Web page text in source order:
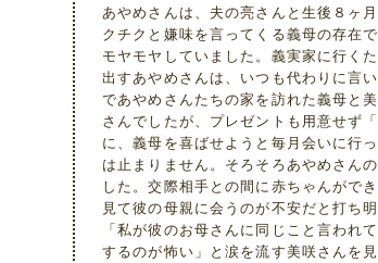
あやめさんは、夫の亮さんと生後８ヶ
クチクと嫌味を言ってくる義母の存在
モヤモヤしていました。義実家に行く
出すあやめさんは、いつも代わりに言
であやめさんたちの家を訪れた義母と
さんでしたが、プレゼントも用意せず
に、義母を喜ばせようと毎月会いに行
は止まりません。そろそろあやめさん
した。交際相手との間に赤ちゃんがで
見て彼の母親に会うのが不安だと打ち
「私が彼のお母さんに同じこと言われ
するのが怖い」と涙を流す美咲さんを